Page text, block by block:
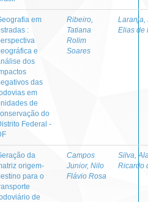
em
:
e
dos
das
em
de
do
Federal -
Ribeiro,
Tatiana
Rolim
Soares
Laranja,
Elias de
da
origem-
para o
de
Campos
Junior, Nilo
Flávio Rosa
Silva,
Ricardo